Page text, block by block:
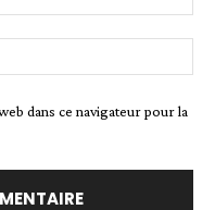
:*
:
dans ce navigateur pour la